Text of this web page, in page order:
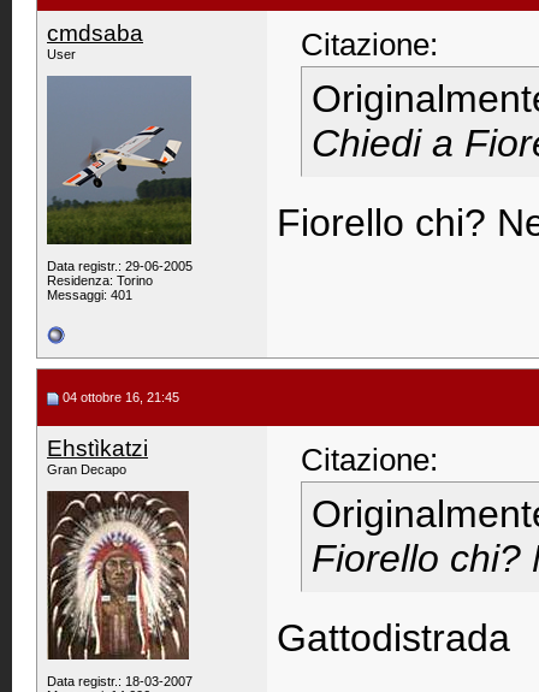
cmdsaba
User
Data registr.: 29-06-2005
Residenza: Torino
Messaggi: 401
Citazione:
Chiedi a
Fiorello chi?
04 ottobre 16, 21:45
Ehstìkatzi
Gran Decapo
Data registr.: 18-03-2007
Citazione:
Fiorello chi?
Gattodistrada